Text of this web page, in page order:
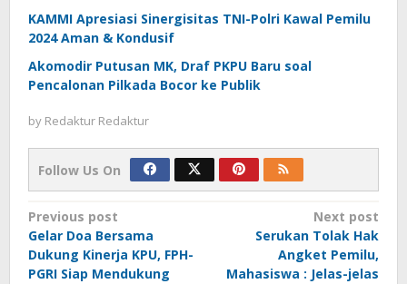
KAMMI Apresiasi Sinergisitas TNI-Polri Kawal Pemilu
2024 Aman & Kondusif
Akomodir Putusan MK, Draf PKPU Baru soal
Pencalonan Pilkada Bocor ke Publik
by Redaktur Redaktur
Follow Us On
Post
navigation
Previous post
Gelar Doa Bersama
Dukung Kinerja KPU, FPH-
PGRI Siap Mendukung
Next post
Serukan Tolak Hak
Angket Pemilu,
Mahasiswa : Jelas-jelas